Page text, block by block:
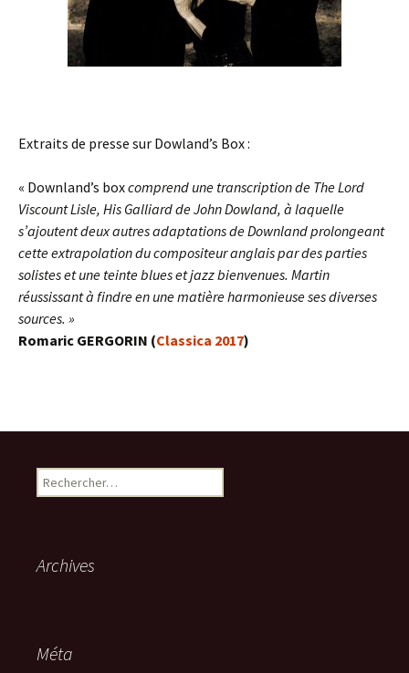
Extraits de presse sur Dowland’s Box :
« Downland’s boxcomprend une transcription de The Lord
Viscount Lisle, His Galliard de John Dowland, à laquelle
s’ajoutent deux autres adaptations de Downland prolongeant
cette extrapolation du compositeur anglais par des parties
solistes et une teinte blues et jazz bienvenues. Martin
réussissant à findre en une matière harmonieuse ses diverses
sources. »
Romaric GERGORIN (Classica 2017)
Rechercher :
Archives
Méta